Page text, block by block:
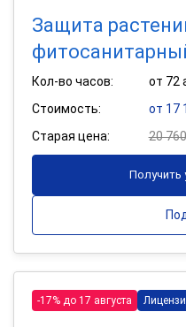
Защита
Кол-во часов:
от 72
Стоимость:
от 17
Старая цена:
20
Получить
-17% до 17 августа